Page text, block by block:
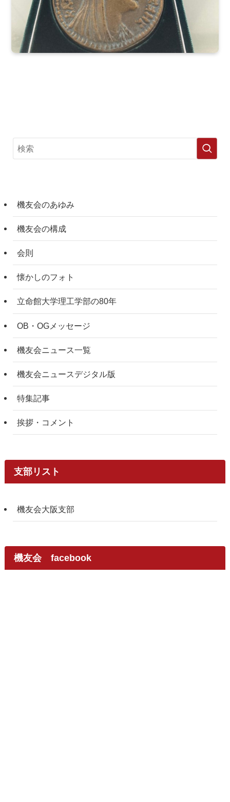
機友会のあゆみ
機友会の構成
会則
懐かしのフォト
立命館大学理工学部の80年
OB・OGメッセージ
機友会ニュース一覧
機友会ニュースデジタル版
特集記事
挨拶・コメント
支部リスト
機友会大阪支部
機友会 facebook